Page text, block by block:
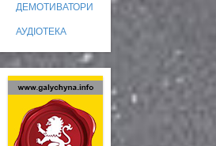
ДЕМОТИВАТОРИ
АУДІОТЕКА